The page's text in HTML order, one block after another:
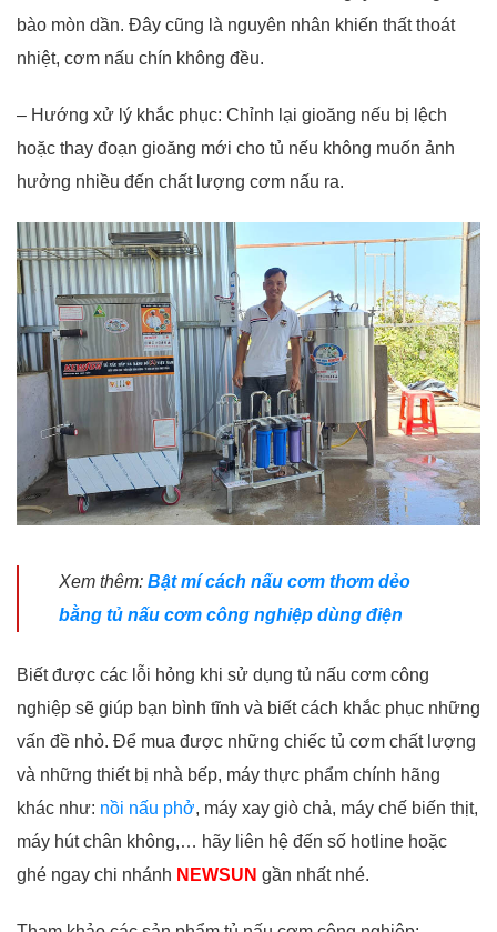
bào mòn dần. Đây cũng là nguyên nhân khiến thất thoát
nhiệt, cơm nấu chín không đều.
– Hướng xử lý khắc phục: Chỉnh lại gioăng nếu bị lệch
hoặc thay đoạn gioăng mới cho tủ nếu không muốn ảnh
hưởng nhiều đến chất lượng cơm nấu ra.
Xem thêm: Bật mí cách nấu cơm thơm dẻo
bằng tủ nấu cơm công nghiệp dùng điện
Biết được các lỗi hỏng khi sử dụng tủ nấu cơm công
nghiệp sẽ giúp bạn bình tĩnh và biết cách khắc phục những
vấn đề nhỏ. Để mua được những chiếc tủ cơm chất lượng
và những thiết bị nhà bếp, máy thực phẩm chính hãng
khác như: nồi nấu phở, máy xay giò chả, máy chế biến thịt,
máy hút chân không,… hãy liên hệ đến số hotline hoặc
ghé ngay chi nhánh NEWSUN gần nhất nhé.